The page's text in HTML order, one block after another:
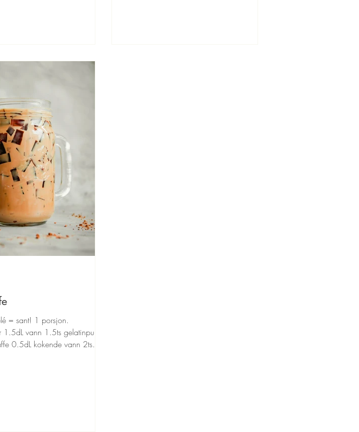
= sant! 1 porsjon.
1.5dL vann 1.5ts gelatinpulver
0.5dL kokende vann 2ts